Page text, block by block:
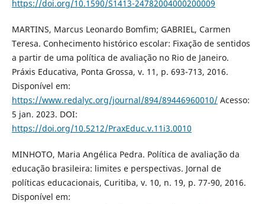
https://doi.org/10.1590/S1413-24782004000200009
MARTINS, Marcus Leonardo Bomfim; GABRIEL, Carmen
Teresa. Conhecimento histórico escolar: Fixação de sentidos
a partir de uma política de avaliação no Rio de Janeiro.
Práxis Educativa, Ponta Grossa, v. 11, p. 693-713, 2016.
Disponível em:
https://www.redalyc.org/journal/894/89446960010/Acesso:
5 jan. 2023. DOI:
https://doi.org/10.5212/PraxEduc.v.11i3.0010
MINHOTO, Maria Angélica Pedra. Política de avaliação da
educação brasileira: limites e perspectivas. Jornal de
políticas educacionais, Curitiba, v. 10, n. 19, p. 77-90, 2016.
Disponível em: